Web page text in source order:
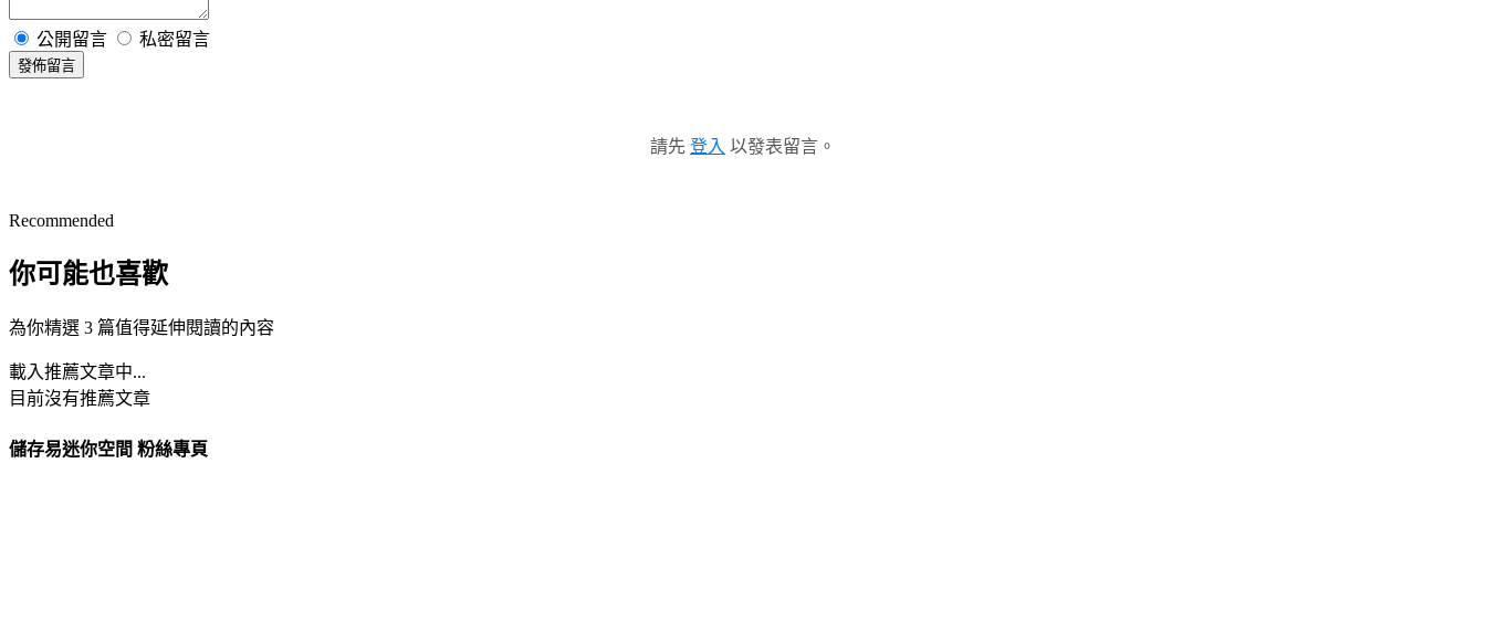
公開留言 私密留言
發佈留言
請先 登入 以發表留言。
Recommended
你可能也喜歡
為你精選 3 篇值得延伸閱讀的內容
載入推薦文章中...
目前沒有推薦文章
儲存易迷你空間 粉絲專頁